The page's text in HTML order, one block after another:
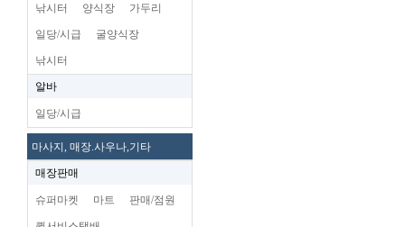
낚시터 양식장 가두리
일당/시급 굴양식장
낚시터
알바
일당/시급
마사지, 매장.사우나,기타
매장판매
슈퍼마켓 마트 판매/점원